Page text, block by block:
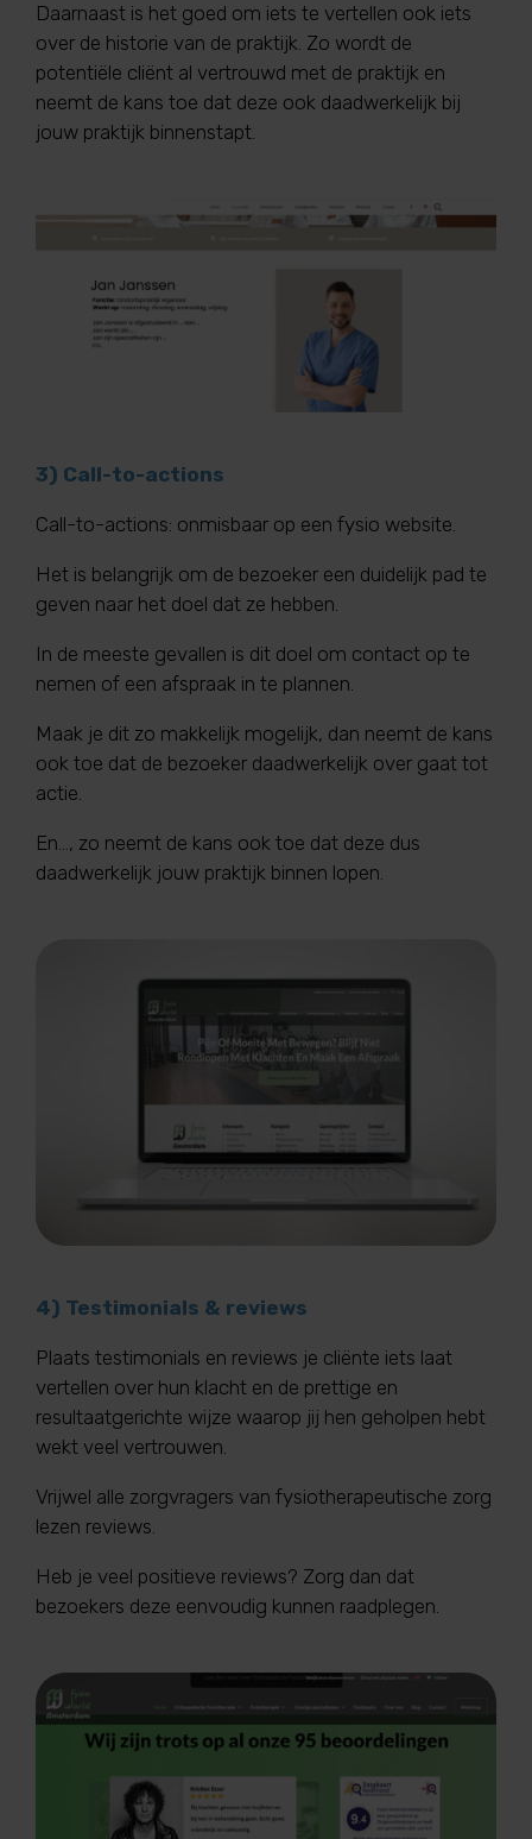
Daarnaast is het goed om iets te vertellen ook iets
over de historie van de praktijk. Zo wordt de
potentiële cliënt al vertrouwd met de praktijk en
neemt de kans toe dat deze ook daadwerkelijk bij
jouw praktijk binnenstapt.
3) Call-to-actions
Call-to-actions: onmisbaar op een fysio website.
Het is belangrijk om de bezoeker een duidelijk pad te
geven naar het doel dat ze hebben.
In de meeste gevallen is dit doel om contact op te
nemen of een afspraak in te plannen.
Maak je dit zo makkelijk mogelijk, dan neemt de kans
ook toe dat de bezoeker daadwerkelijk over gaat tot
actie.
En..., zo neemt de kans ook toe dat deze dus
daadwerkelijk jouw praktijk binnen lopen.
4) Testimonials & reviews
Plaats testimonials en reviews je cliënte iets laat
vertellen over hun klacht en de prettige en
resultaatgerichte wijze waarop jij hen geholpen hebt
wekt veel vertrouwen.
Vrijwel alle zorgvragers van fysiotherapeutische zorg
lezen reviews.
Heb je veel positieve reviews? Zorg dan dat
bezoekers deze eenvoudig kunnen raadplegen.